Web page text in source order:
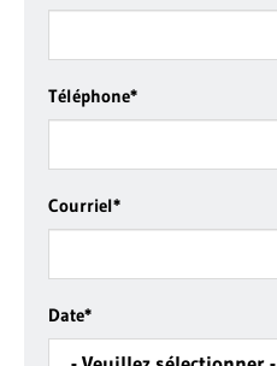
Téléphone*
Courriel*
Date*